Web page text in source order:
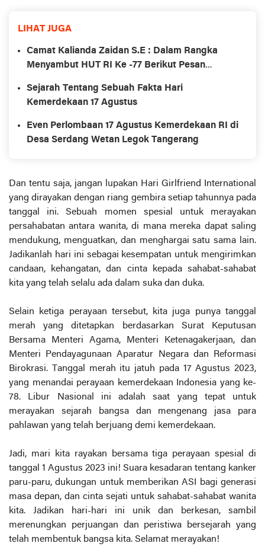
LIHAT JUGA
Camat Kalianda Zaidan S.E : Dalam Rangka
Menyambut HUT RI Ke -77 Berikut Pesan
Sejarah Tentang Sebuah Fakta Hari
Kemerdekaan 17 Agustus
Even Perlombaan 17 Agustus Kemerdekaan RI di
Desa Serdang Wetan Legok Tangerang
Dan tentu saja, jangan lupakan Hari Girlfriend International
yang dirayakan dengan riang gembira setiap tahunnya pada
tanggal ini. Sebuah momen spesial untuk merayakan
persahabatan antara wanita, di mana mereka dapat saling
mendukung, menguatkan, dan menghargai satu sama lain.
Jadikanlah hari ini sebagai kesempatan untuk mengirimkan
candaan, kehangatan, dan cinta kepada sahabat-sahabat
kita yang telah selalu ada dalam suka dan duka.
Selain ketiga perayaan tersebut, kita juga punya tanggal
merah yang ditetapkan berdasarkan Surat Keputusan
Bersama Menteri Agama, Menteri Ketenagakerjaan, dan
Menteri Pendayagunaan Aparatur Negara dan Reformasi
Birokrasi. Tanggal merah itu jatuh pada 17 Agustus 2023,
yang menandai perayaan kemerdekaan Indonesia yang ke-
78. Libur Nasional ini adalah saat yang tepat untuk
merayakan sejarah bangsa dan mengenang jasa para
pahlawan yang telah berjuang demi kemerdekaan.
Jadi, mari kita rayakan bersama tiga perayaan spesial di
tanggal 1 Agustus 2023 ini! Suara kesadaran tentang kanker
paru-paru, dukungan untuk memberikan ASI bagi generasi
masa depan, dan cinta sejati untuk sahabat-sahabat wanita
kita. Jadikan hari-hari ini unik dan berkesan, sambil
merenungkan perjuangan dan peristiwa bersejarah yang
telah membentuk bangsa kita. Selamat merayakan!